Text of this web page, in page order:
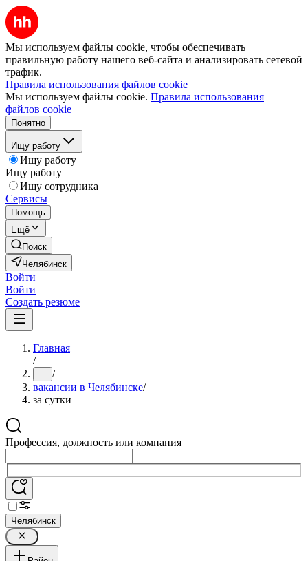
Мы используем файлы cookie, чтобы обеспечивать
правильную работу нашего веб-сайта и анализировать сетевой
трафик.
Правила использования файлов cookie
Мы используем файлы cookie. Правила использования
файлов cookie
Понятно
Ищу работу
Ищу работу
Ищу работу
Ищу сотрудника
Сервисы
Помощь
Ещё
Поиск
Челябинск
Войти
Войти
Создать резюме
Главная
/
... /
вакансии в Челябинске/
за сутки
Профессия, должность или компания
Челябинск